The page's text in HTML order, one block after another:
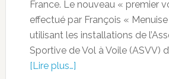
France. Le nouveau « premier
effectué par François «
utilisant les installations de
Sportive de Vol à Voile (ASVV)
[Lire plus…]